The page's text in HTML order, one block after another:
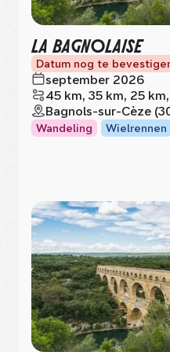
LA BAGNOLAISE
Datum nog te
september 2026
45 km, 35 km, 25
Bagnols-sur-Cèze
Wandeling Wielrennen